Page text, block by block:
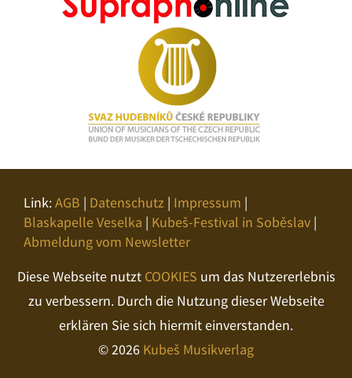
Link:AGB | Datenschutz | Impressum |
Blaskapelle Veselka | Kubeš-Festival in Soběslav |
Abmeldung vom Newsletter
Diese Webseite nutzt COOKIES um das Nutzererlebnis
zu verbessern. Durch die Nutzung dieser Webseite
erklären Sie sich hiermit einverstanden.
© 2026 Kubeš Musikverlag